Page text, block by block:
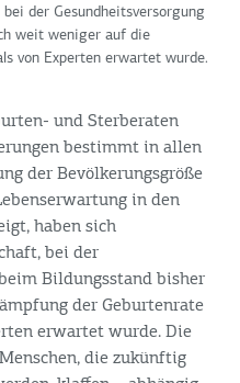
der Gesundheitsversorgung
weit weniger auf die
von Experten erwartet wurde.
und Sterberaten
bestimmt in allen
der Bevölkerungsgröße
in den
haben sich
bei der
Bildungsstand bisher
der Geburtenrate
erwartet wurde. Die
die zukünftig